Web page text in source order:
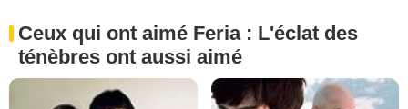
Ceux qui ont aimé Feria : L'éclat des
ténèbres ont aussi aimé